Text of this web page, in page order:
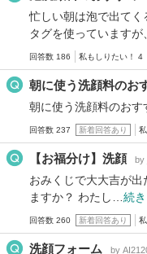
忙しい朝は泡で出て
タグを使っていますが
回答数 186 私もしりたい！ 4
朝に使う洗顔料のお
朝に使う洗顔料のおす
回答数 237 新着回答あり
【お福分け】洗顔 by
おみくじで大大吉が
ますか？ わたし… 続
回答数 260 新着回答あり
洗顔フォーム by